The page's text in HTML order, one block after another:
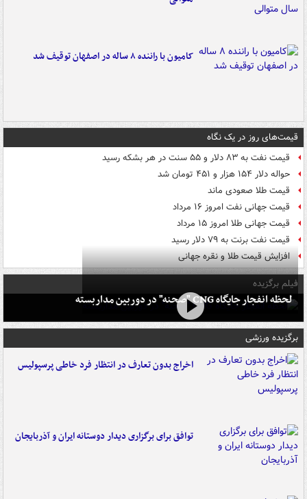
کامیون با راننده ۸ ساله در اصفهان توقیف شد
قیمت‌های روز در یک نگاه
قیمت نفت به ۸۳ دلار و ۵۵ سنت در هر بشکه رسید
حواله دلار ۱۵۴ هزار و ۴۵۱ تومان شد
قیمت طلا صعودی ماند
قیمت جهانی نفت امروز ۱۶ مرداد
قیمت جهانی طلا امروز ۱۵ مرداد
قیمت نفت برنت به ۷۹ دلار رسید
افزایش قیمت طلا و نقره جهانی
فیلم برگزیده
لحظه انفجار جایگاه CNG "صحنه" در دوربین مداربسته
برگزیده ورزشی
اخراج بدون تعارف در انتظار فرد خاطی پرسپولیس
توافق برای برگزاری دیدار دوستانه ایران و آذربایجان